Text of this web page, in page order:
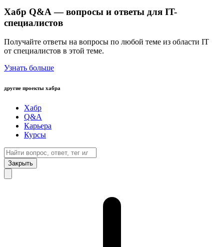
Хабр Q&A — вопросы и ответы для IT-
специалистов
Получайте ответы на вопросы по любой теме из области IT
от специалистов в этой теме.
Узнать больше
другие проекты хабра
Хабр
Q&A
Карьера
Курсы
Закрыть